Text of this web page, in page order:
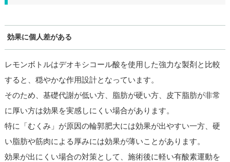
効果に個人差がある
レモンボトルはデオキシコール酸を使用した強力な製剤と比較
すると、穏やかな作用設計となっています。
そのため、基礎代謝が低い方、脂肪が硬い方、皮下脂肪が非常
に厚い方は効果を実感しにくい場合があります。
特に「むくみ」が原因の輪郭肥大には効果が出やすい一方、硬
い脂肪や筋肉による厚みには効果が薄いことがあります。
効果が出にくい場合の対策として、施術後に軽い有酸素運動を